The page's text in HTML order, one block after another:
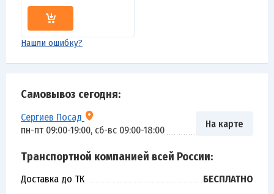
Самовывоз сегодня:
Сергиев Посад
пн-пт 09:00-19:00, сб-вс 09:00-18:00
На карте
Транспортной компанией всей России:
Доставка до ТК
БЕСПЛАТНО
Нашли ошибку?